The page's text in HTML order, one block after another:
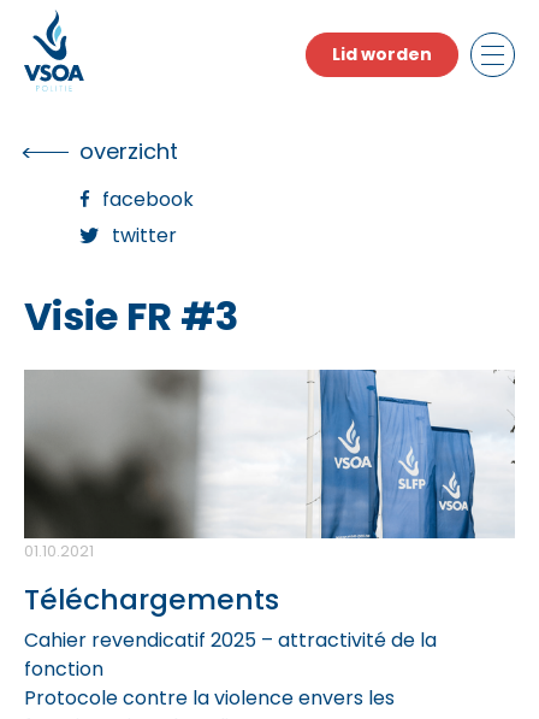
the
content
Lid worden
overzicht
facebook
twitter
Visie FR #3
01.10.2021
Téléchargements
Cahier revendicatif 2025 – attractivité de la
fonction
Protocole contre la violence envers les